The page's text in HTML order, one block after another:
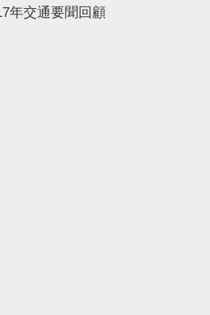
年交通要聞回顧